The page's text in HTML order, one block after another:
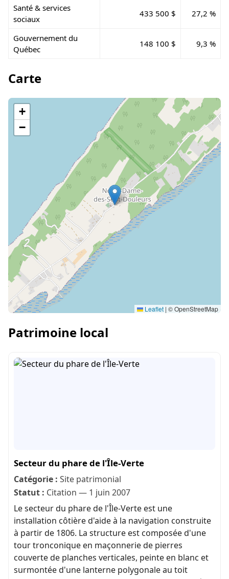
Santé & services
sociaux
433 500 $ 27,2 %
Gouvernement du
Québec
148 100 $ 9,3 %
Carte
+
−
Leaflet | © OpenStreetMap
Patrimoine local
Secteur du phare de l'Île-Verte
Catégorie : Site patrimonial
Statut : Citation — 1 juin 2007
Le secteur du phare de l'Île-Verte est une
installation côtière d'aide à la navigation construite
à partir de 1806. La structure est composée d'une
tour tronconique en maçonnerie de pierres
couverte de planches verticales, peinte en blanc et
surmontée d'une lanterne polygonale au toit